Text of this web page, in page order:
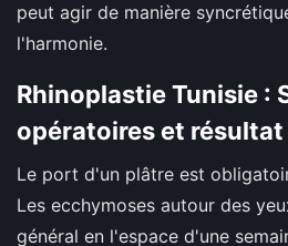
peut agir de manière
l'harmonie.
Rhinoplastie Tunisie :
opératoires et résultat
Le port d'un plâtre est
Les ecchymoses autour des
général en l'espace d'une